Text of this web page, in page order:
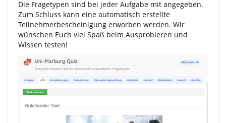
Die Fragetypen sind bei jeder Aufgabe mit angegeben.
Zum Schluss kann eine automatisch erstellte
Teilnehmerbescheinigung erworben werden. Wir
wünschen Euch viel Spaß beim Ausprobieren und
Wissen testen!